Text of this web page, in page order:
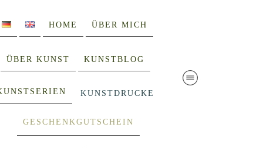
HOME ÜBER MICH
ÜBER KUNST KUNSTBLOG
KUNSTDRUCKE
GESCHENKGUTSCHEIN